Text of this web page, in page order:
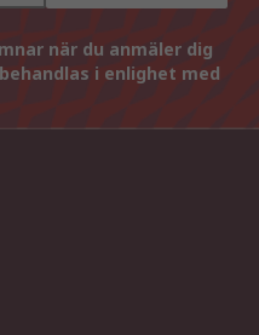
när du anmäler dig
i enlighet med